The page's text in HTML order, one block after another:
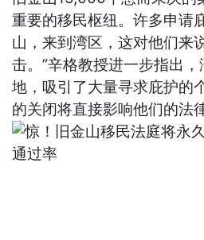
重要的移民枢纽。许多申请
山，来到湾区，这对他们来
击。”辛格教授进一步指出
地，吸引了大量寻求庇护的
的关闭将直接影响他们的法